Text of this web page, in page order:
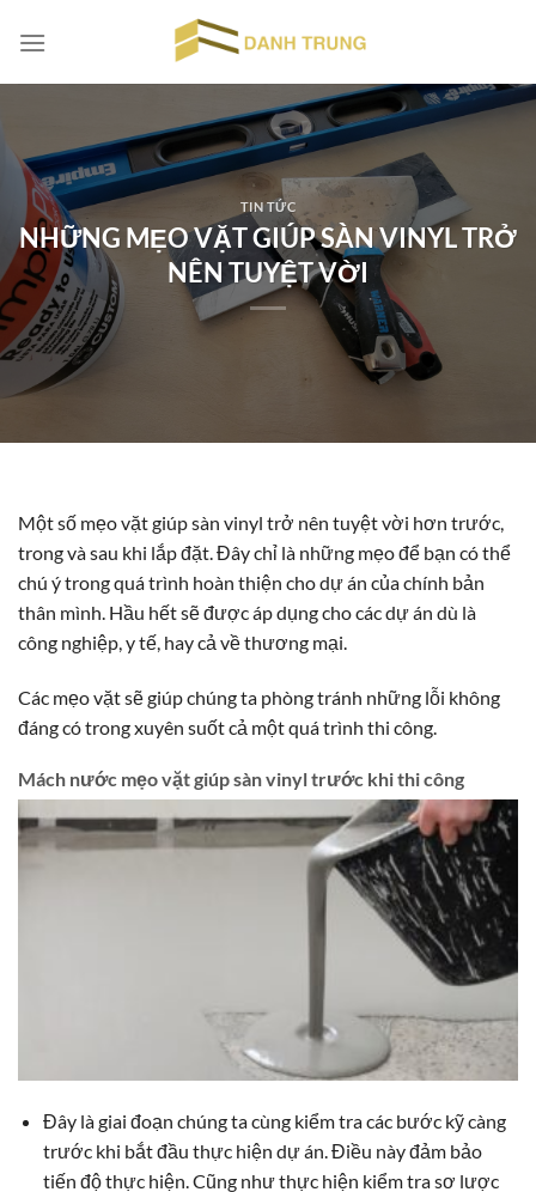
đến
TIN TỨC
NHỮNG MẸO VẶT GIÚP SÀN VINYL TRỞ
NÊN TUYỆT VỜI
Một số mẹo vặt giúp sàn vinyl trở nên tuyệt vời hơn trước,
trong và sau khi lắp đặt. Đây chỉ là những mẹo để bạn có thể
chú ý trong quá trình hoàn thiện cho dự án của chính bản
thân mình. Hầu hết sẽ được áp dụng cho các dự án dù là
công nghiệp, y tế, hay cả về thương mại.
Các mẹo vặt sẽ giúp chúng ta phòng tránh những lỗi không
đáng có trong xuyên suốt cả một quá trình thi công.
Mách nước mẹo vặt giúp sàn vinyl trước khi thi công
Đây là giai đoạn chúng ta cùng kiểm tra các bước kỹ càng
trước khi bắt đầu thực hiện dự án. Điều này đảm bảo
tiến độ thực hiện. Cũng như thực hiện kiểm tra sơ lược